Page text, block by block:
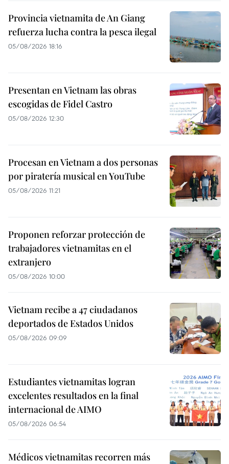
Provincia vietnamita de An Giang
refuerza lucha contra la pesca ilegal
05/08/2026 18:16
Presentan en Vietnam las obras
escogidas de Fidel Castro
05/08/2026 12:30
Procesan en Vietnam a dos personas
por piratería musical en YouTube
05/08/2026 11:21
Proponen reforzar protección de
trabajadores vietnamitas en el
extranjero
05/08/2026 10:00
Vietnam recibe a 47 ciudadanos
deportados de Estados Unidos
05/08/2026 09:09
Estudiantes vietnamitas logran
excelentes resultados en la final
internacional de AIMO
05/08/2026 06:54
Médicos vietnamitas recorren más